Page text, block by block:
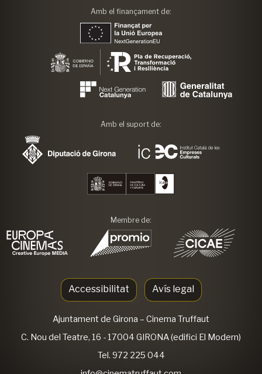
Amb el finançament de:
Amb el suport de:
Membre de:
Accessibilitat Avís legal
Ajuntament de Girona – Cinema Truffaut
C. Nou del Teatre, 16 - 17004 GIRONA (edifici El Modern)
Tel. 972 225 044